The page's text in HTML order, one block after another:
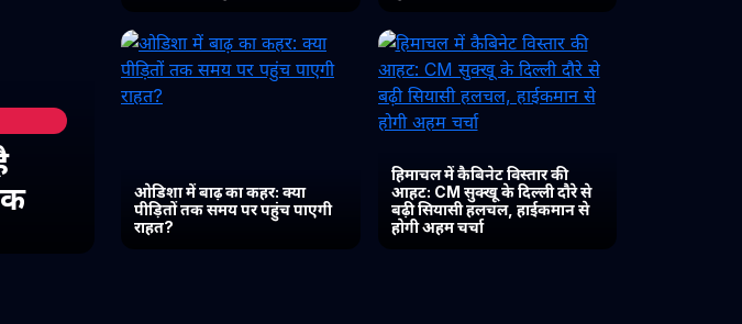
ओडिशा में बाढ़ का कहर: क्या
पीड़ितों तक समय पर पहुंच पाएगी
राहत?
हिमाचल में कैबिनेट विस्तार की
आहट: CM सुक्खू के दिल्ली दौरे से
बढ़ी सियासी हलचल, हाईकमान से
होगी अहम चर्चा